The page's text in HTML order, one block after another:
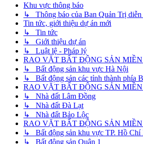
Khu vực thông báo
↳ Thông báo của Ban Quản Trị diễn
Tin tức, giới thiệu dự án mới
↳ Tin tức
↳ Giới thiệu dự án
↳ Luật lệ - Pháp lý
RAO VẶT BẤT ĐỘNG SẢN
↳ Bất động sản khu vực Hà Nội
↳ Bất động sản các tỉnh thành phía
RAO VẶT BẤT ĐỘNG SẢN
↳ Nhà đất Lâm Đồng
↳ Nhà đất Đà Lạt
↳ Nhà đất Bảo Lộc
RAO VẶT BẤT ĐỘNG SẢN
↳ Bất động sản khu vực TP. Hồ Chí
↳ Bất động sản Quận 1